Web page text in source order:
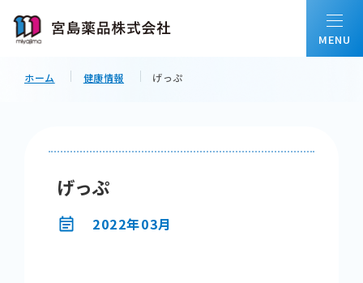
会社情報
ホーム 健康情報 げっぷ
げっぷ
2022年03月